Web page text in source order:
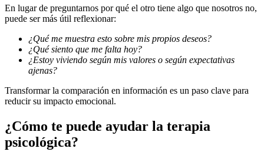
En lugar de preguntarnos por qué el otro tiene algo que nosotros no,
puede ser más útil reflexionar:
¿Qué me muestra esto sobre mis propios deseos?
¿Qué siento que me falta hoy?
¿Estoy viviendo según mis valores o según expectativas
ajenas?
Transformar la comparación en información es un paso clave para
reducir su impacto emocional.
¿Cómo te puede ayudar la terapia
psicológica?